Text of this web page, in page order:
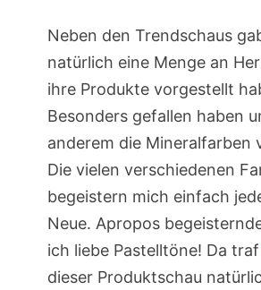
Neben den Trendschaus
natürlich eine Menge an
ihre Produkte vorgestellt
Besonders gefallen haben
anderem die Mineralfarben
Die vielen verschiedenen
begeistern mich einfach
Neue. Apropos
ich liebe Pastelltöne! Da traf
dieser Produktschau